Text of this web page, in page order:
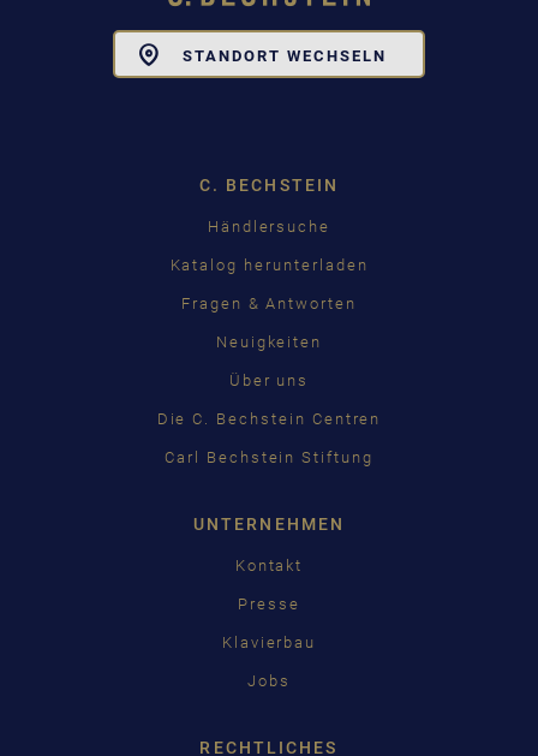
STANDORT WECHSELN
C. BECHSTEIN
Händlersuche
Katalog herunterladen
Fragen & Antworten
Neuigkeiten
Über uns
Die C. Bechstein Centren
Carl Bechstein Stiftung
UNTERNEHMEN
Kontakt
Presse
Klavierbau
Jobs
RECHTLICHES